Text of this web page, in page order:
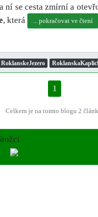
ní se cesta zmírní a
, která ... pokračovat ve čtení
RoklanskeJezero
1
Celkem je na tomto blogu 2